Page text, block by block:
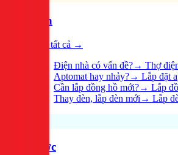
Điện
Xem tất cả →
Điện nhà có vấn đề?→ Thợ
Aptomat hay nhảy?→ Lắp đặt
Cần lắp đồng hồ mới?→ Lắp
Thay đèn, lắp đèn mới → Lắp
Nước